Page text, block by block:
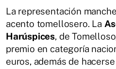
La representación
acento tomellosero. La
Harúspices, de
premio en categoría
euros, además de